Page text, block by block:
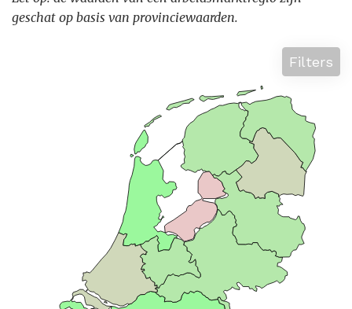
geschat op basis van provinciewaarden.
Filters